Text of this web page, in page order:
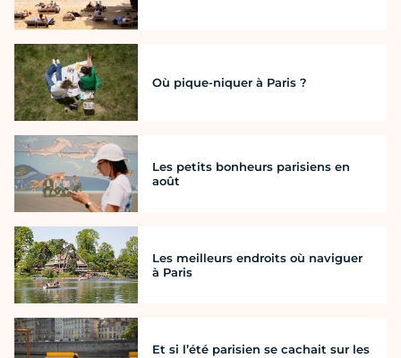
Où pique-niquer à Paris ?
Les petits bonheurs parisiens en
août
Les meilleurs endroits où naviguer
à Paris
Et si l’été parisien se cachait sur les